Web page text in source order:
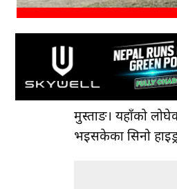
मुस्ताङ। यहाँको
भइसकेका सिनो